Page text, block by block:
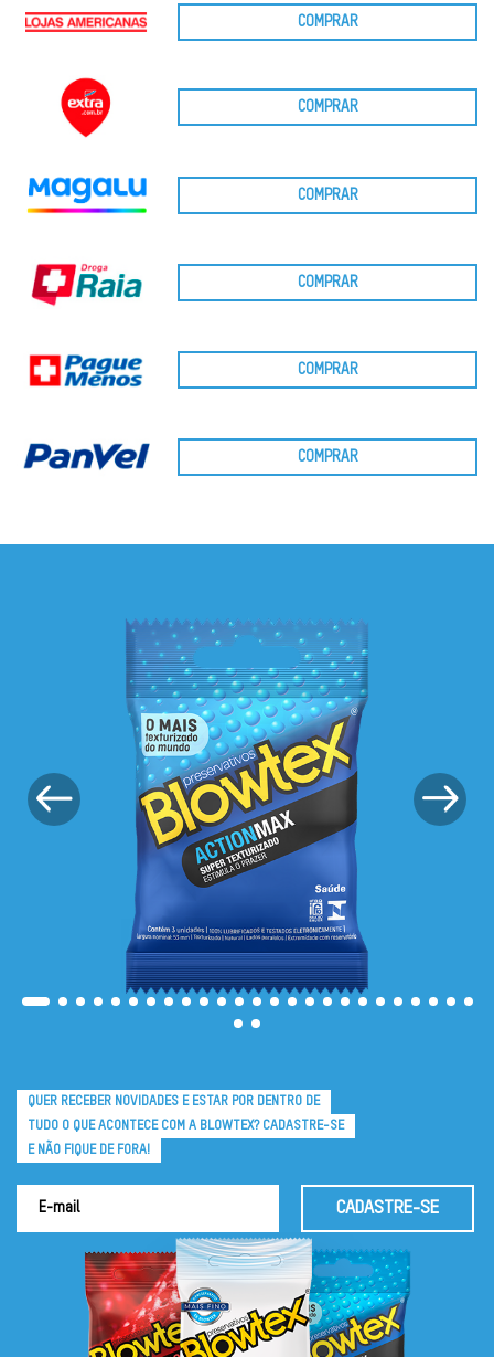
COMPRAR
COMPRAR
COMPRAR
COMPRAR
COMPRAR
COMPRAR
QUER RECEBER NOVIDADES E ESTAR POR DENTRO DE
TUDO O QUE ACONTECE COM A BLOWTEX? CADASTRE-SE
E NÃO FIQUE DE FORA!
CADASTRE-SE